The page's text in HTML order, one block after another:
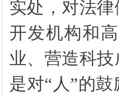
实处，对法
开发机构和
业、营造科
是对“人”的